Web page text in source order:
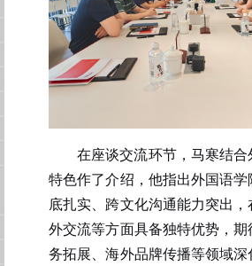
在座谈交流环节，马寒结合
特色作了介绍 ， 他指出外国语学
底扎实、跨文化沟通能力突出
外交流等方面具备独特优势，期
务拓展、海外品牌传播等领域